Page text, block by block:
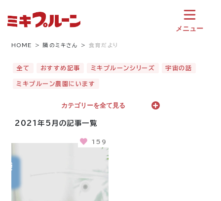
メニュー
HOME 隣のミキさん 食育だより
全て おすすめ記事 ミキプルーンシリーズ 宇宙の話
ミキプルーン農園にいます
カテゴリーを全て見る
2021年5月の記事一覧
159